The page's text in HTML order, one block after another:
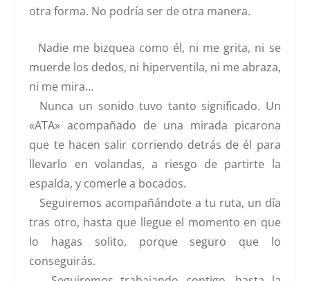
otra forma. No podría ser de otra manera.
Nadie me bizquea como él, ni me grita, ni se
muerde los dedos, ni hiperventila, ni me abraza,
ni me mira…
Nunca un sonido tuvo tanto significado. Un
«ATA» acompañado de una mirada picarona
que te hacen salir corriendo detrás de él para
llevarlo en volandas, a riesgo de partirte la
espalda, y comerle a bocados.
Seguiremos acompañándote a tu ruta, un día
tras otro, hasta que llegue el momento en que
lo hagas solito, porque seguro que lo
conseguirás.